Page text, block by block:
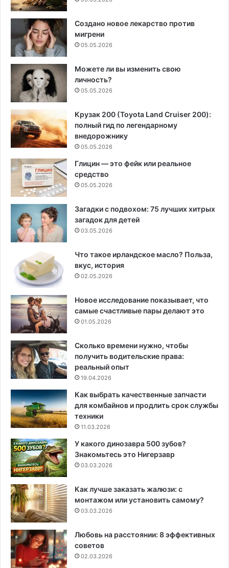
Создано новое лекарство против
мигрени
05.05.2026
Можете ли вы изменить свою
личность?
05.05.2026
Крузак 200 (Toyota Land Cruiser 200):
полный гид по легендарному
внедорожнику
05.05.2026
Глицин — это фейк или реальное
средство
05.05.2026
Загадки с подвохом: 75 лучших хитрых
загадок для детей
03.05.2026
Что такое ирландское масло? Польза,
вкус, история
02.05.2026
Новое исследование показывает, что
самые счастливые пары делают это
01.05.2026
Сколько времени нужно, чтобы
получить водительские права:
реальный опыт
19.04.2026
Как выбрать качественные запчасти
для комбайнов и продлить срок службы
техники
11.03.2026
У какого динозавра 500 зубов?
Знакомьтесь это Нигерзавр
03.03.2026
Как лучше заказать жалюзи: с
монтажом или установить самому?
03.03.2026
Любовь на расстоянии: 8 эффективных
советов
02.03.2026